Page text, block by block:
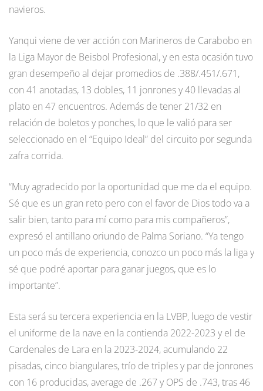
navieros.
Yanqui viene de ver acción con Marineros de Carabobo en
la Liga Mayor de Beisbol Profesional, y en esta ocasión tuvo
gran desempeño al dejar promedios de .388/.451/.671,
con 41 anotadas, 13 dobles, 11 jonrones y 40 llevadas al
plato en 47 encuentros. Además de tener 21/32 en
relación de boletos y ponches, lo que le valió para ser
seleccionado en el “Equipo Ideal” del circuito por segunda
zafra corrida.
“Muy agradecido por la oportunidad que me da el equipo.
Sé que es un gran reto pero con el favor de Dios todo va a
salir bien, tanto para mí como para mis compañeros”,
expresó el antillano oriundo de Palma Soriano. “Ya tengo
un poco más de experiencia, conozco un poco más la liga y
sé que podré aportar para ganar juegos, que es lo
importante”.
Esta será su tercera experiencia en la LVBP, luego de vestir
el uniforme de la nave en la contienda 2022-2023 y el de
Cardenales de Lara en la 2023-2024, acumulando 22
pisadas, cinco biangulares, trío de triples y par de jonrones
con 16 producidas, average de .267 y OPS de .743, tras 46